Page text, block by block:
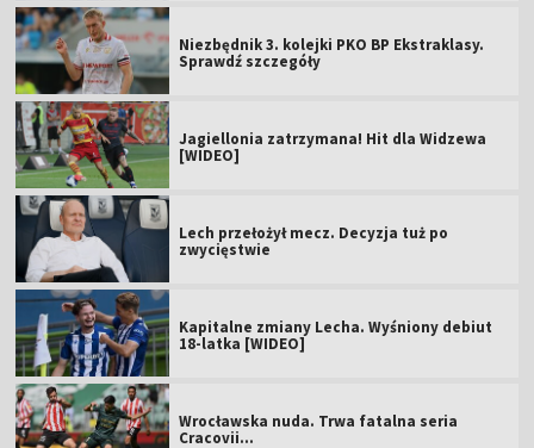
Niezbędnik 3. kolejki PKO BP Ekstraklasy.
Sprawdź szczegóły
Jagiellonia zatrzymana! Hit dla Widzewa
[WIDEO]
Lech przełożył mecz. Decyzja tuż po
zwycięstwie
Kapitalne zmiany Lecha. Wyśniony debiut
18-latka [WIDEO]
Wrocławska nuda. Trwa fatalna seria
Cracovii...